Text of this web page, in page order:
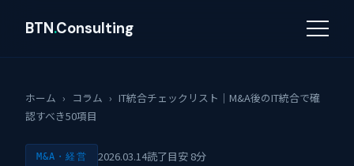
BTN.Consulting
ホーム › コラム › IT統合チェックリスト｜M&A後のIT統合で確
認すべき50項目
M&A・経営 2026.03.14読了目安 8分